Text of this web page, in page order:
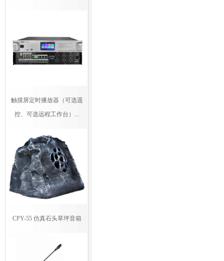
触摸屏定时播放器（可选遥
控、可选远程工作台）...
CPY-55 仿真石头草坪音箱